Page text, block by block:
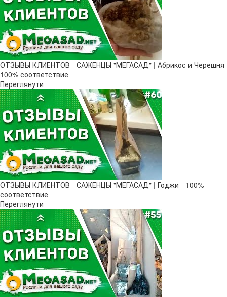
ОТЗЫВЫ КЛИЕНТОВ - САЖЕНЦЫ "МЕГАСАД" | Абрикос и Черешня
100% соответствие
Переглянути
ОТЗЫВЫ КЛИЕНТОВ - САЖЕНЦЫ "МЕГАСАД" | Годжи - 100%
соответствие
Переглянути